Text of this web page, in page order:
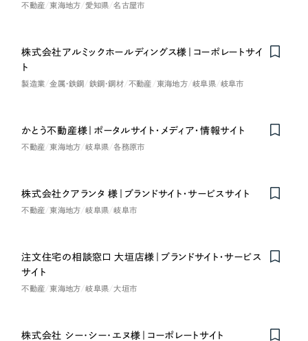
不動産 東海地方 愛知県 名古屋市
株式会社アルミックホールディングス様｜コーポレートサイ
ト
製造業 金属・鉄鋼 鉄鋼・鋼材 不動産 東海地方 岐阜県 岐阜市
かとう不動産様｜ポータルサイト・メディア・情報サイト
不動産 東海地方 岐阜県 各務原市
株式会社クアランタ 様｜ブランドサイト・サービスサイト
不動産 東海地方 岐阜県 岐阜市
注文住宅の相談窓口 大垣店様｜ブランドサイト・サービス
サイト
不動産 東海地方 岐阜県 大垣市
株式会社 シー･シー･エヌ様｜コーポレートサイト